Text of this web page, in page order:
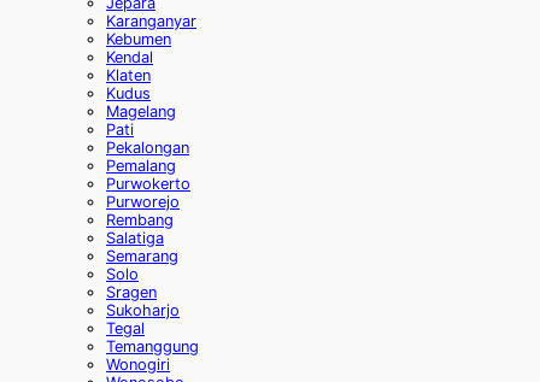
Karanganyar
Kebumen
Kendal
Klaten
Kudus
Magelang
Pati
Pekalongan
Pemalang
Purwokerto
Purworejo
Rembang
Salatiga
Semarang
Solo
Sragen
Sukoharjo
Tegal
Temanggung
Wonogiri